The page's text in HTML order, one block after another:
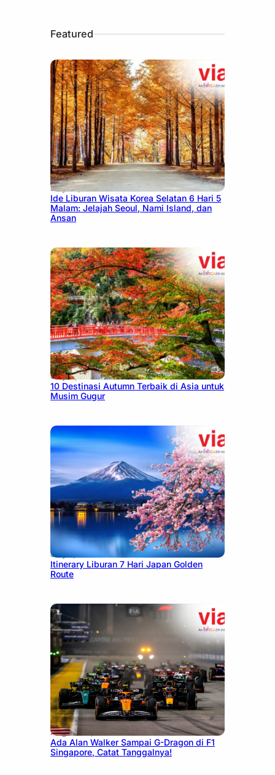
Featured
July 15, 2026
Ide Liburan Wisata Korea Selatan 6 Hari 5
Malam: Jelajah Seoul, Nami Island, dan
Ansan
July 9, 2026
10 Destinasi Autumn Terbaik di Asia untuk
Musim Gugur
July 7, 2026
Itinerary Liburan 7 Hari Japan Golden
Route
August 13, 2025
Ada Alan Walker Sampai G-Dragon di F1
Singapore, Catat Tanggalnya!